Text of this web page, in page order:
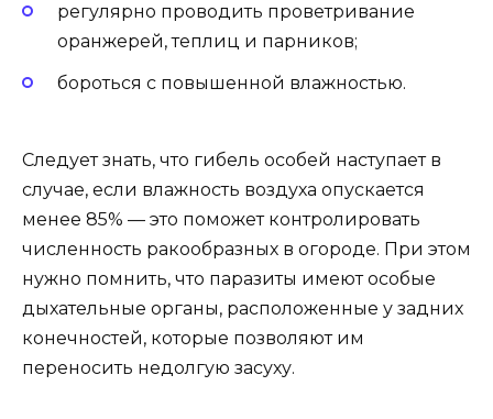
регулярно проводить проветривание
оранжерей, теплиц и парников;
бороться с повышенной влажностью.
Следует знать, что гибель особей наступает в
случае, если влажность воздуха опускается
менее 85% — это поможет контролировать
численность ракообразных в огороде. При этом
нужно помнить, что паразиты имеют особые
дыхательные органы, расположенные у задних
конечностей, которые позволяют им
переносить недолгую засуху.